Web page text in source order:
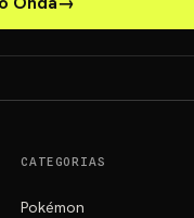
CATEGORIAS
Pokémon